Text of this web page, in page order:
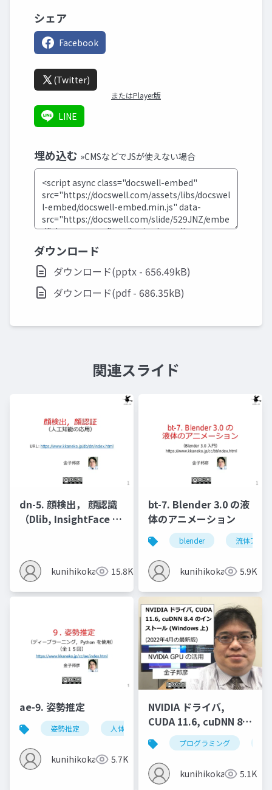
シェア
Facebook
(Twitter)
またはPlayer版
LINE
埋め込む »CMSなどでJSが使えない場合
ダウンロード
ダウンロード(pptx - 656.49kB)
ダウンロード(pdf - 686.35kB)
関連スライド
dn-5. 顔検出， 顔認識
（Dlib, InsightFace を
kunihikokaneko15.8K
bt-7. Blender 3.0 の液
体のアニメーション
blender 流体アニ
kunihikokaneko5.9K
ae-9. 姿勢推定
姿勢推定 人体の姿勢推定 頭部の姿勢推定
kunihikokaneko5.7K
NVIDIA ドライバ,
CUDA 11.6, cuDNN 8.4
のインストール
(Windows 上) (2022年
4月の最新版)
プログラミング
kunihikokaneko5.1K